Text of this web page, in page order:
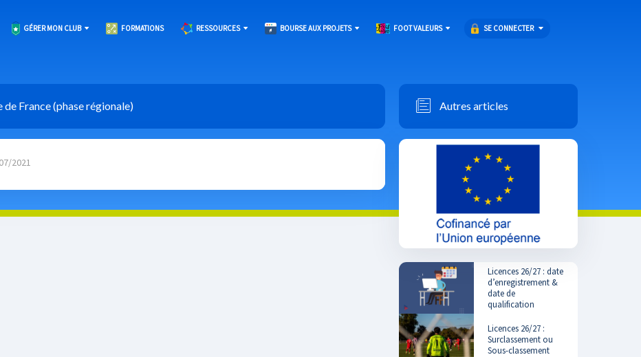
GÉRER MON CLUB FORMATIONS RESSOURCES BOURSE AUX PROJETS FOOT VALEURS SE CONNECTER
de France (phase régionale)
2021
Autres articles
Licences 26/27 : date
d’enregistrement &
date de
qualification
Licences 26/27 :
Surclassement ou
Sous-classement